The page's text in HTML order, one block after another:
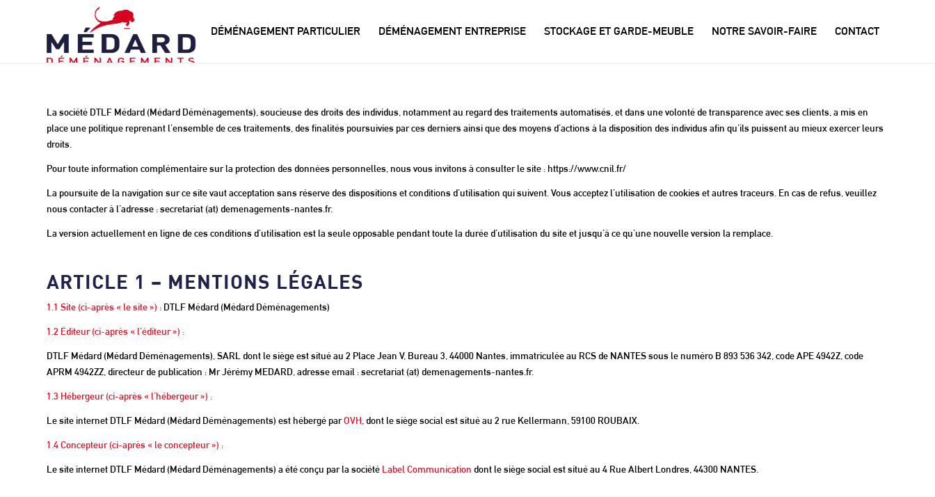
DÉMÉNAGEMENT PARTICULIER DÉMÉNAGEMENT ENTREPRISE STOCKAGE ET GARDE-MEUBLE NOTRE SAVOIR-FAIRE CONTACT
La société DTLF Médard (Médard Déménagements), soucieuse des droits des individus, notamment au regard des traitements automatisés, et dans une volonté de transparence avec ses clients, a mis en
place une politique reprenant l’ensemble de ces traitements, des finalités poursuivies par ces derniers ainsi que des moyens d’actions à la disposition des individus afin qu’ils puissent au mieux exercer leurs
droits.
Pour toute information complémentaire sur la protection des données personnelles, nous vous invitons à consulter le site : https://www.cnil.fr/
La poursuite de la navigation sur ce site vaut acceptation sans réserve des dispositions et conditions d’utilisation qui suivent. Vous acceptez l’utilisation de cookies et autres traceurs. En cas de refus, veuillez
nous contacter à l’adresse : secretariat (at) demenagements-nantes.fr.
La version actuellement en ligne de ces conditions d’utilisation est la seule opposable pendant toute la durée d’utilisation du site et jusqu’à ce qu’une nouvelle version la remplace.
ARTICLE 1 – MENTIONS LÉGALES
1.1 Site (ci-après « le site ») : DTLF Médard (Médard Déménagements)
1.2 Éditeur (ci-après « l’éditeur ») :
DTLF Médard (Médard Déménagements), SARL dont le siège est situé au 2 Place Jean V, Bureau 3, 44000 Nantes, immatriculée au RCS de NANTES sous le numéro B 893 536 342, code APE 4942Z, code
APRM 4942ZZ, directeur de publication : Mr Jérémy MEDARD, adresse email : secretariat (at) demenagements-nantes.fr.
1.3 Hébergeur (ci-après « l’hébergeur ») :
Le site internet DTLF Médard (Médard Déménagements) est hébergé parOVH , dont le siège social est situé au 2 rue Kellermann, 59100 ROUBAIX.
1.4 Concepteur (ci-après « le concepteur ») :
Le site internet DTLF Médard (Médard Déménagements) a été conçu par la société Label Communication dont le siège social est situé au 4 Rue Albert Londres, 44300 NANTES.